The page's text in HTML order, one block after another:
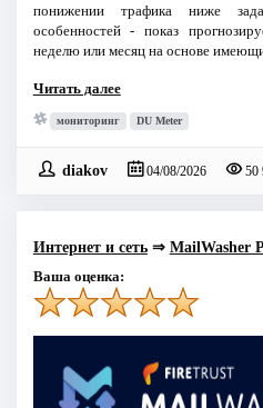
понижении трафика ниже
особенностей - показ
неделю или месяц на основе
Читать далее
мониторинг DU Meter
diakov 04/08/2026 50
Интернет и сеть⇒ MailWasher
Ваша оценка: